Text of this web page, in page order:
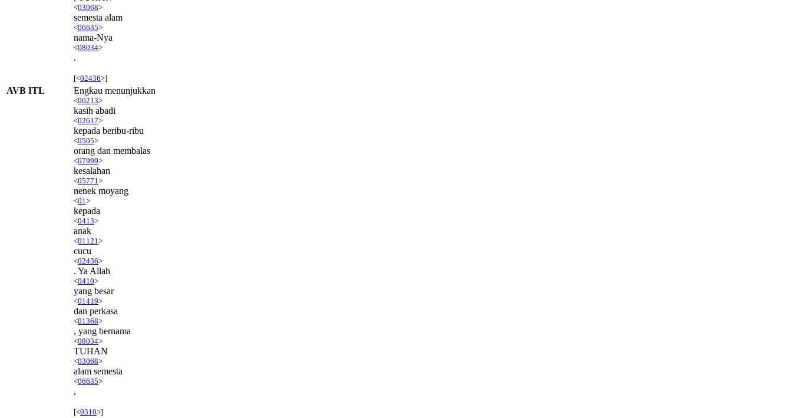
<03068>
semesta alam
<06635>
nama-Nya
<08034>
.
[<02436>]
AVB ITL Engkau menunjukkan
<06213>
kasih abadi
<02617>
kepada beribu-ribu
<0505>
orang dan membalas
<07999>
kesalahan
<05771 >
nenek moyang
<01 >
kepada
<0413>
anak
<01121 >
cucu
<02436>
. Ya Allah
<0410>
yang besar
<01419>
dan perkasa
<01368>
, yang bernama
<08034>
TUHAN
<03068>
alam semesta
<06635>
,
[<0310>]